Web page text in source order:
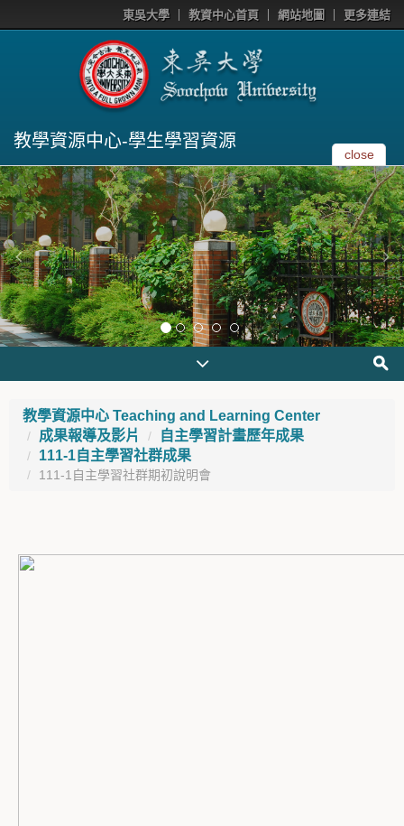
東吳大學 教資中心首頁 網站地圖 更多連結
教學資源中心-學生學習資源
close
教學資源中心 Teaching and Learning Center
成果報導及影片
自主學習計畫歷年成果
111-1自主學習社群成果
111-1自主學習社群期初說明會